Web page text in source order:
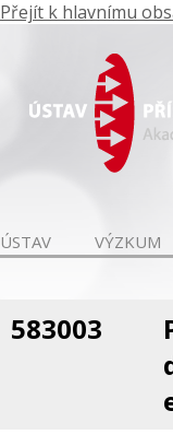
Přejít k hlavnímu
ÚSTAV VÝZKUM
583003